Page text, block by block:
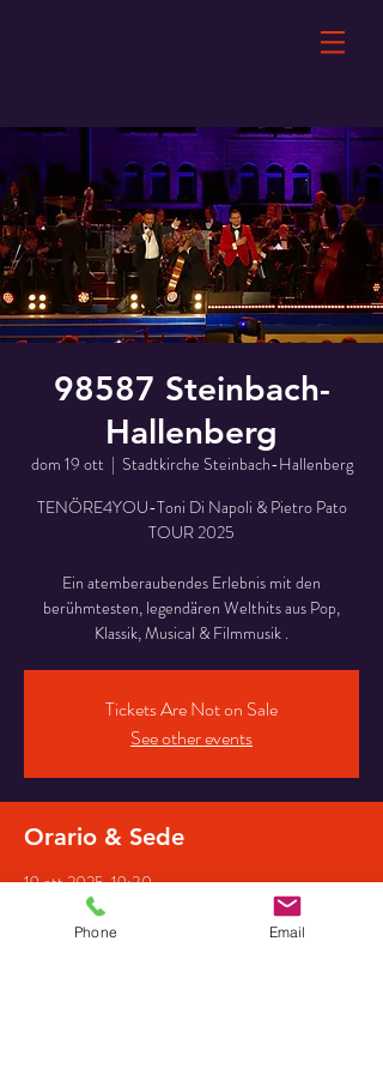
98587 Steinbach-
Hallenberg
dom 19 ott
  |
Stadtkirche Steinbach-Hallenberg
TENÖRE4YOU-Toni Di Napoli & Pietro Pato
TOUR 2025
Ein atemberaubendes Erlebnis mit den
berühmtesten, legendären Welthits aus Pop,
Klassik, Musical & Filmmusik .
Tickets Are Not on Sale
See other events
Orario & Sede
19 ott 2025, 19:30
Stadtkirche Steinbach-Hallenberg, Kirchpl. 28,
98587 Steinbach-Hallenberg, Deutschland
Phone Email